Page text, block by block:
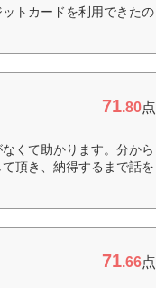
トカードを利用できたの
71.80点
くて助かります。分から
頂き、納得するまで話を
71.66点